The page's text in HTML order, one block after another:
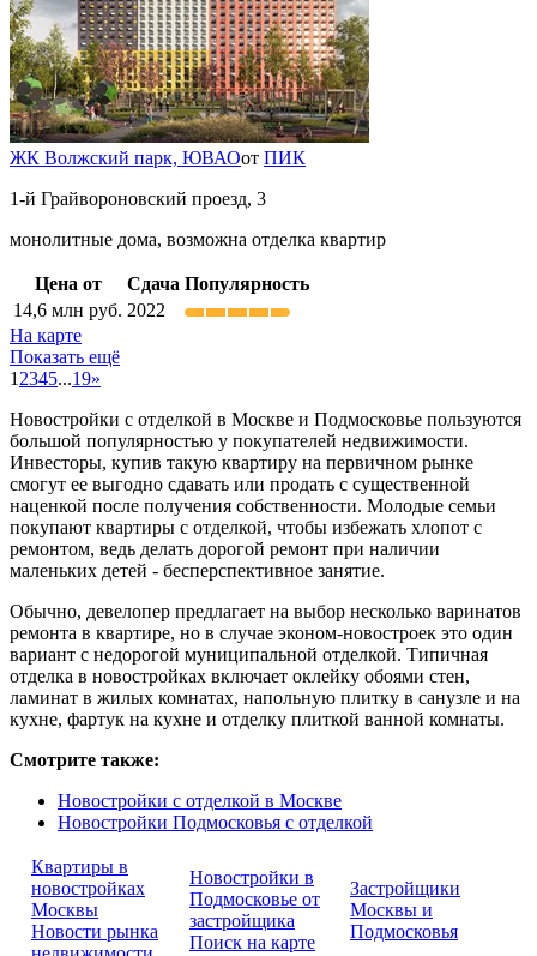
ЖК Волжский парк, ЮВАОот ПИК
1-й Грайвороновский проезд, 3
монолитные дома, возможна отделка квартир
Цена от Сдача Популярность
14,6 млн руб. 2022
На карте
Показать ещё
1 2345...19»
Новостройки с отделкой в Москве и Подмосковье пользуются
большой популярностью у покупателей недвижимости.
Инвесторы, купив такую квартиру на первичном рынке
смогут ее выгодно сдавать или продать с существенной
наценкой после получения собственности. Молодые семьи
покупают квартиры с отделкой, чтобы избежать хлопот с
ремонтом, ведь делать дорогой ремонт при наличии
маленьких детей - бесперспективное занятие.
Обычно, девелопер предлагает на выбор несколько варинатов
ремонта в квартире, но в случае эконом-новостроек это один
вариант c недорогой муниципальной отделкой. Типичная
отделка в новостройках включает оклейку обоями стен,
ламинат в жилых комнатах, напольную плитку в санузле и на
кухне, фартук на кухне и отделку плиткой ванной комнаты.
Смотрите также:
Новостройки с отделкой в Москве
Новостройки Подмосковья с отделкой
Квартиры в
новостройках
Москвы
Новости рынка
Новостройки в
Подмосковье от
застройщика
Поиск на карте
Застройщики
Москвы и
Подмосковья